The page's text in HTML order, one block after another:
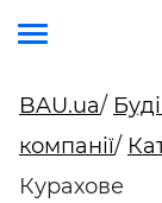
BAU.ua/
компанії/
Курахове